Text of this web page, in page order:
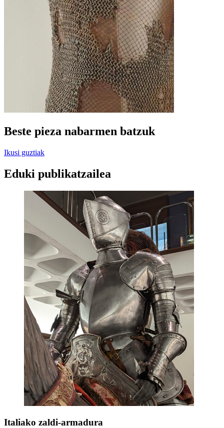
Beste pieza nabarmen batzuk
Ikusi guztiak
Eduki publikatzailea
Italiako zaldi-armadura